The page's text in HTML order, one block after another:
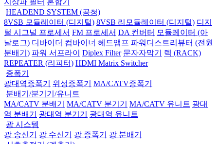
지상파 필터 혼합기
HEADEND SYSTEM (공청)
8VSB 모듈레이터 (디지털) 8VSB 리모듈레이터 (디지털) 디지
털 시그널 프로세서 FM 프로세서 DA 컨버터 모듈레이터 (아
날로그) 디바이더 컴바이너 헤드앰프 파워디스트리뷰터 (전원
분배기) 파워 서프라이 Diplex Filter 문자자막기
렉 (RACK)
REPEATER (리피터) HDMI Matrix Switcher
증폭기
광대역증폭기
위성증폭기
MA/CATV증폭기
분배기/분기기/유니트
MA/CATV 분배기
MA/CATV 분기기 MA/CATV 유니트 광대
역 분배기
광대역 분기기
광대역 유니트
광 시스템
광 송신기
광 수신기 광 증폭기
광 분배기